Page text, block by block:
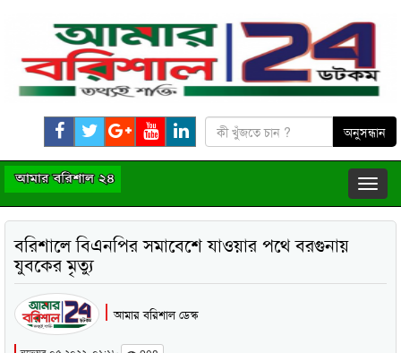
বরিশালে বিএনপির সমাবেশে যাওয়ার পথে বরগুনায়
যুবকের মৃত্যু
আমার বরিশাল ডেস্ক